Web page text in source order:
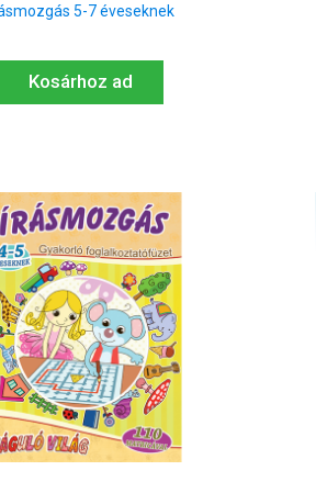
5-7 éveseknek
Kosárhoz ad